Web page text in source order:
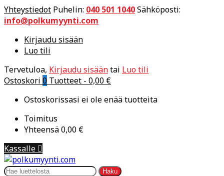
Yhteystiedot Puhelin: 040 501 1040Sähköposti:
info@polkumyynti.com
Kirjaudu sisään
Luo tili
Tervetuloa, Kirjaudu sisääntai Luo tili
Ostoskori 0 Tuotteet - 0,00 €
Ostoskorissasi ei ole enää tuotteita
Toimitus
Yhteensä0,00 €
Kassalle 
Haku